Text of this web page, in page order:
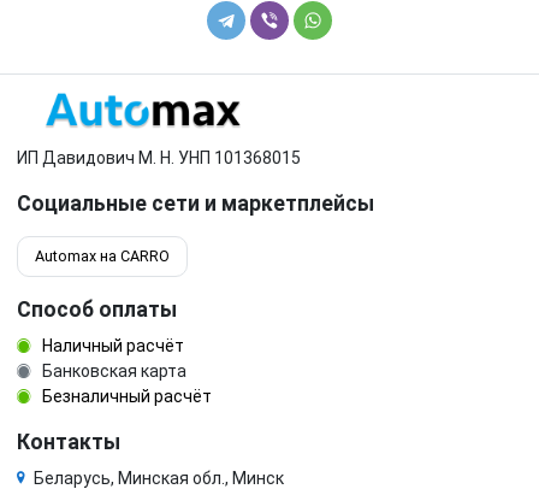
ИП Давидович М. Н. УНП 101368015
Социальные сети и маркетплейсы
Automax на CARRO
Способ оплаты
Наличный расчёт
Банковская карта
Безналичный расчёт
Контакты
Беларусь, Минская обл., Минск